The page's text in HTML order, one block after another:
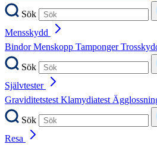
Sök
Mensskydd
BindorMenskopp Tamponger
Sök
Självtester
GraviditetstestKlamydiatest
Sök
Resa